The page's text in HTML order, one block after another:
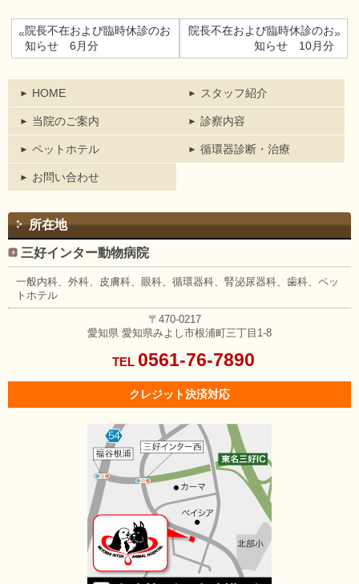
«院長不在および臨時休診のお
知らせ 6月分
院長不在および臨時休診のお
知らせ 10月分
»
HOME スタッフ紹介
当院のご案内 診察内容
ペットホテル 循環器診断・治療
お問い合わせ
所在地
三好インター動物病院
一般内科、外科、皮膚科、眼科、 循環器科、腎泌尿器科、歯科、 ペッ
トホテル
〒470-0217
愛知県 愛知県みよし市根浦町三丁目1-8
TEL 0561-76-7890
クレジット決済対応